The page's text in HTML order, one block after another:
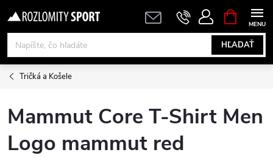
na
obsah
HĽADAŤ
KOŠÍK
Tričká a Košele
Mammut Core T-Shirt Men
Logo mammut red